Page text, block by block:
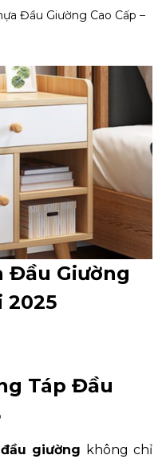
Đầu Giường Cao Cấp –
Đầu Giường
2025
Táp Đầu
giường không chỉ